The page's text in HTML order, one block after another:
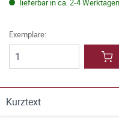
lieferbar in ca. 2-4 Werktagen
Exemplare:
Kurztext